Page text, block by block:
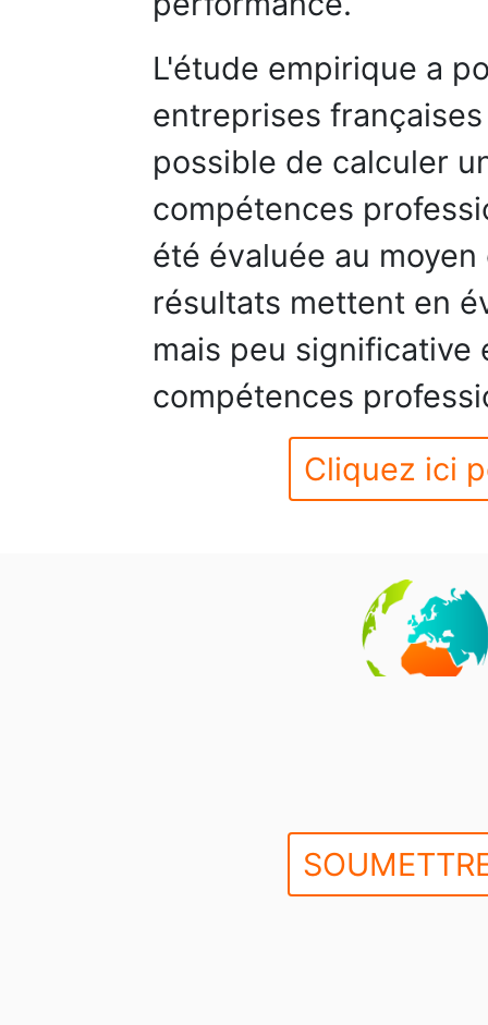
L'étude empirique a
entreprises
possible de calculer
compétences
été évaluée au moyen
résultats mettent en
mais peu significative
compétences
Cliquez ici